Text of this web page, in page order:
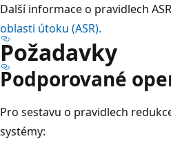
Další informace o pravidlech
oblasti útoku (ASR).
Požadavky
Podporované
Pro sestavu o pravidlech
systémy: